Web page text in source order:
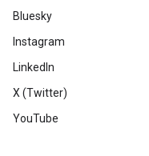
Bluesky
Instagram
LinkedIn
X (Twitter)
YouTube